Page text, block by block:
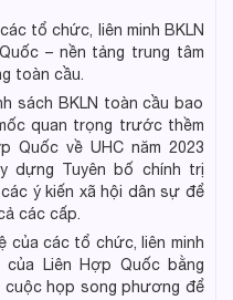
tổ chức, liên minh BKLN
– nền tảng trung tâm
toàn cầu.
sách BKLN toàn cầu bao
quan trọng trước thềm
Quốc về UHC năm 2023
dựng Tuyên bố chính trị
ý kiến xã hội dân sự để
các cấp.
của các tổ chức, liên minh
Liên Hợp Quốc bằng
họp song phương để